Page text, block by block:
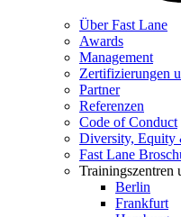
Über Fast Lane
Awards
Management
Zertifizierungen
Partner
Referenzen
Code of Conduct
Diversity, Equity
Fast Lane
Trainingszentren
Berlin
Frankfurt